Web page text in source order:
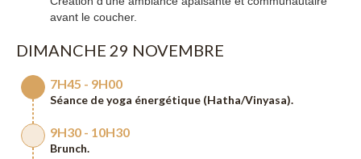
avant le coucher.
DIMANCHE 29 NOVEMBRE
7H45 - 9H00
Séance de yoga énergétique (Hatha/Vinyasa).
9H30 - 10H30
Brunch.